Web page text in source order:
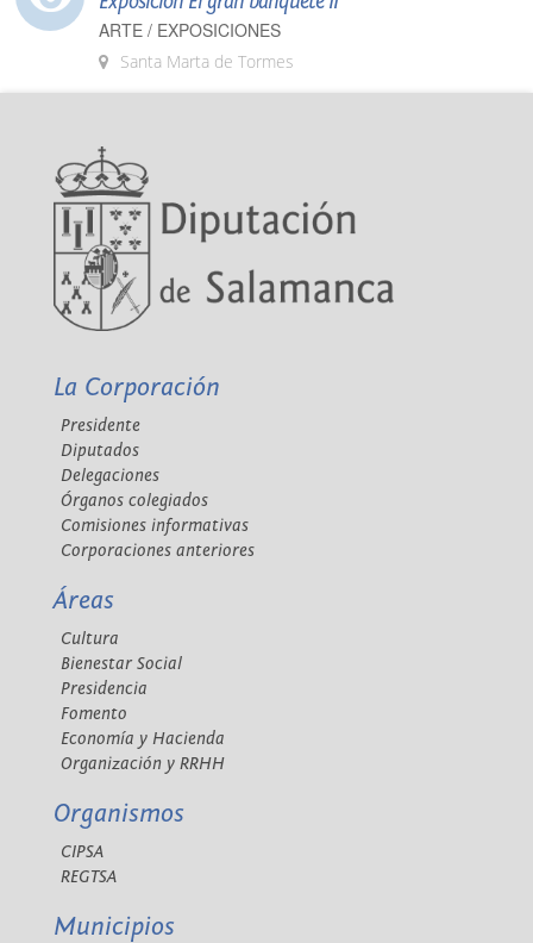
ARTE / EXPOSICIONES
Santa Marta de Tormes
La Corporación
Presidente
Diputados
Delegaciones
Órganos colegiados
Comisiones informativas
Corporaciones anteriores
Áreas
Cultura
Bienestar Social
Presidencia
Fomento
Economía y Hacienda
Organización y RRHH
Organismos
CIPSA
REGTSA
Municipios